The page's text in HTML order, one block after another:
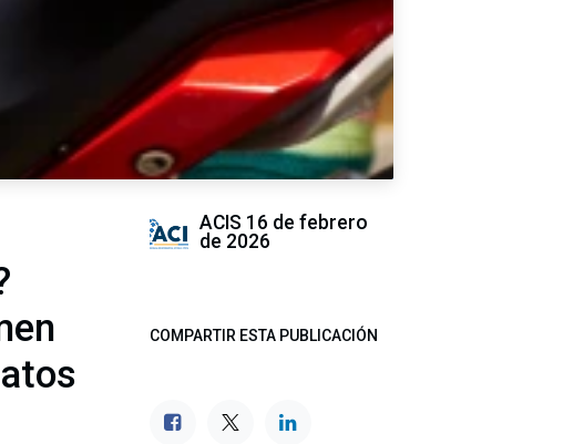
ACIS 16 de febrero
de 2026
COMPARTIR ESTA PUBLICACIÓN